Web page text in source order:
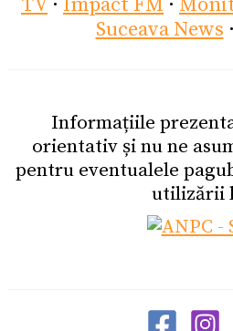
TV · Impact FM ·
Suceava News ·
Informațiile
orientativ și nu ne
pentru eventualele
utilizării